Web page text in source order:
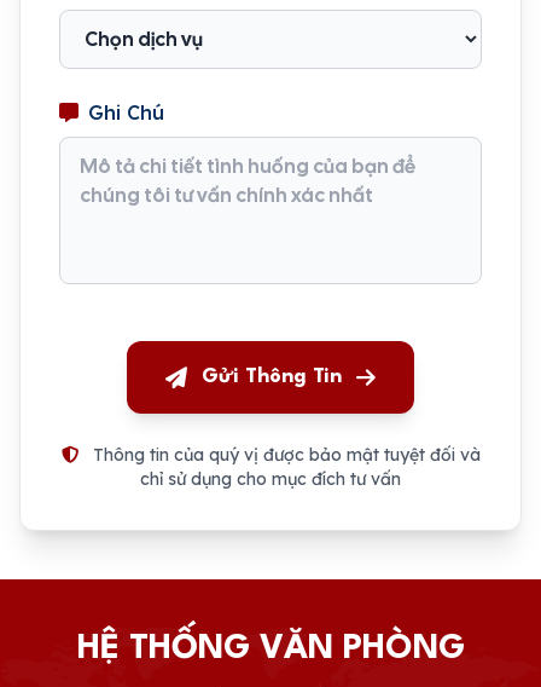
Ghi Chú
Gửi Thông Tin
Thông tin của quý vị được bảo mật tuyệt đối và
chỉ sử dụng cho mục đích tư vấn
HỆ THỐNG VĂN PHÒNG